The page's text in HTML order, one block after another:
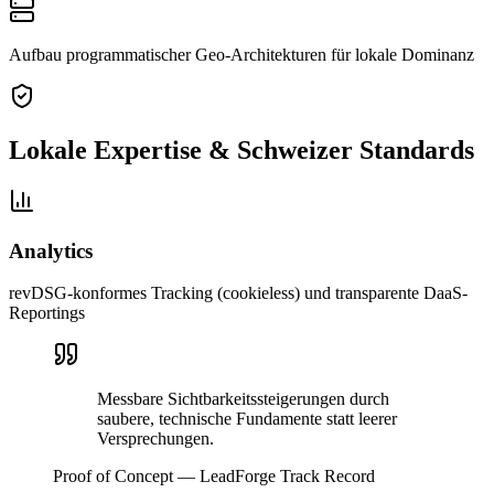
Aufbau programmatischer Geo-Architekturen für lokale Dominanz
Lokale Expertise & Schweizer Standards
Analytics
revDSG-konformes Tracking (cookieless) und transparente DaaS-
Reportings
Messbare Sichtbarkeitssteigerungen durch
saubere, technische Fundamente statt leerer
Versprechungen.
Proof of Concept — LeadForge Track Record